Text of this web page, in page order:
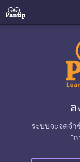
ล
ระบบจะจดจ
"ก